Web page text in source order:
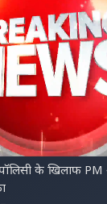
के खिलाफ